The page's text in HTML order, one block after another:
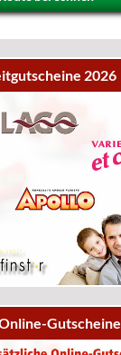
2026
Gutscheine